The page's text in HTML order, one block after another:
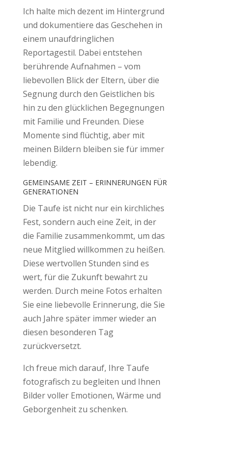
Ich halte mich dezent im Hintergrund
und dokumentiere das Geschehen in
einem unaufdringlichen
Reportagestil. Dabei entstehen
berührende Aufnahmen – vom
liebevollen Blick der Eltern, über die
Segnung durch den Geistlichen bis
hin zu den glücklichen Begegnungen
mit Familie und Freunden. Diese
Momente sind flüchtig, aber mit
meinen Bildern bleiben sie für immer
lebendig.
GEMEINSAME ZEIT – ERINNERUNGEN FÜR
GENERATIONEN
Die Taufe ist nicht nur ein kirchliches
Fest, sondern auch eine Zeit, in der
die Familie zusammenkommt, um das
neue Mitglied willkommen zu heißen.
Diese wertvollen Stunden sind es
wert, für die Zukunft bewahrt zu
werden. Durch meine Fotos erhalten
Sie eine liebevolle Erinnerung, die Sie
auch Jahre später immer wieder an
diesen besonderen Tag
zurückversetzt.
Ich freue mich darauf, Ihre Taufe
fotografisch zu begleiten und Ihnen
Bilder voller Emotionen, Wärme und
Geborgenheit zu schenken.